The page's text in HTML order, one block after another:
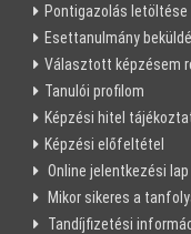
Pontigazolás letöltése
Esettanulmány
Választott képzésem
Tanulói profilom
Képzési hitel
Képzési előfeltétel
Online jelentkezési lap
Mikor sikeres a
Tandíjfizetési